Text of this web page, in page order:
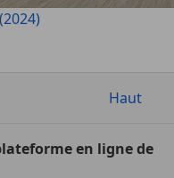
Haut
en ligne de